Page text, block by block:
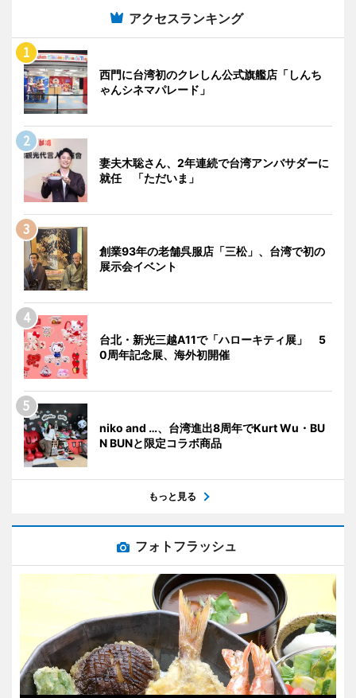
アクセスランキング
西門に台湾初のクレしん公式旗艦店「しんち
ゃんシネマパレード」
妻夫木聡さん、2年連続で台湾アンバサダーに
就任 「ただいま」
創業93年の老舗呉服店「三松」、台湾で初の
展示会イベント
台北・新光三越A11で「ハローキティ展」 5
0周年記念展、海外初開催
niko and …、台湾進出8周年でKurt Wu・BU
N BUNと限定コラボ商品
もっと見る
フォトフラッシュ